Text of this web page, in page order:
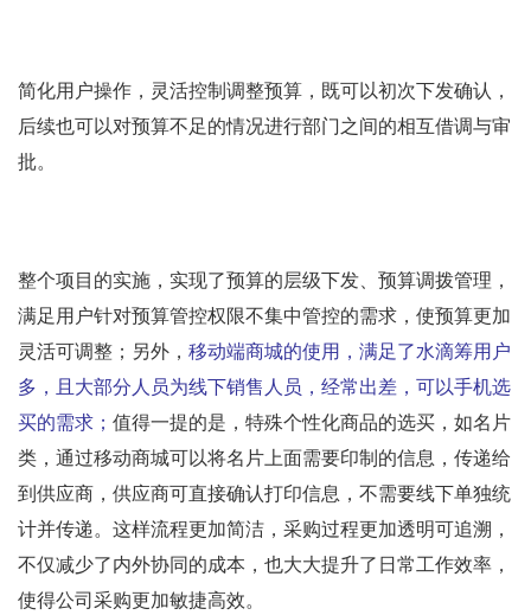
简化用户操作，灵活控制调整预算，既可以初次下发确认，
后续也可以对预算不足的情况进行部门之间的相互借调与审
批。
整个项目的实施，实现了预算的层级下发、预算调拨管理，
满足用户针对预算管控权限不集中管控的需求，使预算更加
灵活可调整；另外， 移动端商城的使用，满足了水滴筹用户
多，且大部分人员为线下销售人员，经常出差，可以手机选
买的需求； 值得一提的是，特殊个性化商品的选买，如名片
类，通过移动商城可以将名片上面需要印制的信息，传递给
到供应商，供应商可直接确认打印信息，不需要线下单独统
计并传递。这样流程更加简洁，采购过程更加透明可追溯，
不仅减少了内外协同的成本，也大大提升了日常工作效率，
使得公司采购更加敏捷高效。